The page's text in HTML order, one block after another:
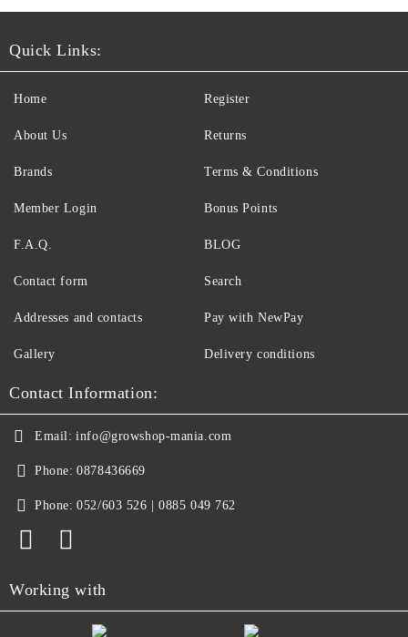
Quick Links:
Home
About Us
Brands
Member Login
Register
Returns
Terms & Conditions
Bonus Points
F.A.Q.
Contact form
Addresses and contacts
Gallery
BLOG
Search
Pay with NewPay
Delivery conditions
Contact Information:
Email: info@growshop-mania.com
Phone: 0878436669
Phone: 052/603 526 | 0885 049 762
Working with